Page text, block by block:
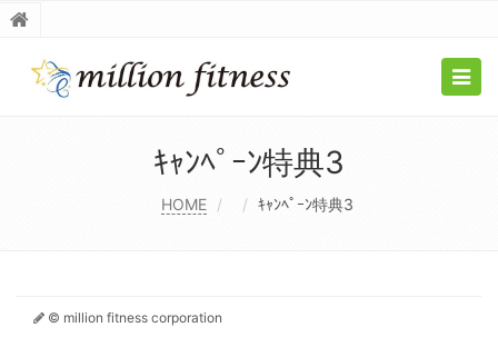
ｷｬﾝﾍﾟｰﾝ特典3
HOME ｷｬﾝﾍﾟｰﾝ特典3
© million fitness corporation